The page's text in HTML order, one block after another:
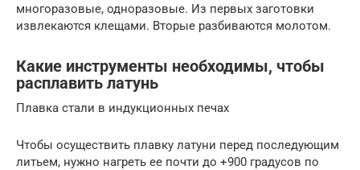
многоразовые, одноразовые. Из первых заготовки
извлекаются клещами. Вторые разбиваются молотом.
Какие инструменты необходимы, чтобы
расплавить латунь
Плавка стали в индукционных печах
Чтобы осуществить плавку латуни перед последующим
литьем, нужно нагреть ее почти до +900 градусов по